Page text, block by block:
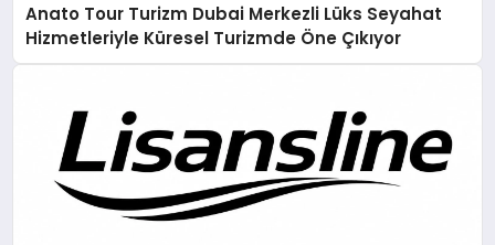
Anato Tour Turizm Dubai Merkezli Lüks Seyahat
Hizmetleriyle Küresel Turizmde Öne Çıkıyor